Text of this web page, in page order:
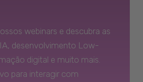
webinars e descubra as
desenvolvimento Low-
digital e muito mais.
para interagir com